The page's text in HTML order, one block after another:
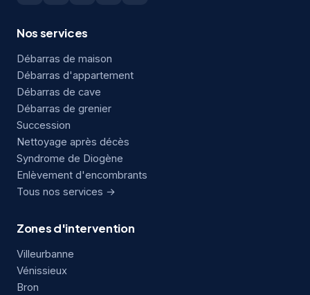
Nos services
Débarras de maison
Débarras d'appartement
Débarras de cave
Débarras de grenier
Succession
Nettoyage après décès
Syndrome de Diogène
Enlèvement d'encombrants
Tous nos services →
Zones d'intervention
Villeurbanne
Vénissieux
Bron